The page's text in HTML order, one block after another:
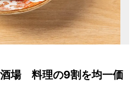
場 料理の9割を均一価